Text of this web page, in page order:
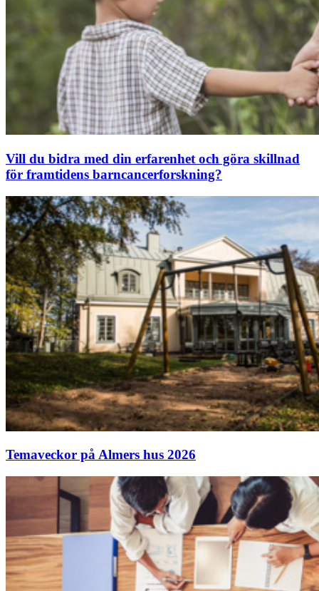
Vill du bidra med din erfarenhet och göra skillnad
för framtidens barncancerforskning?
Temaveckor på Almers hus 2026